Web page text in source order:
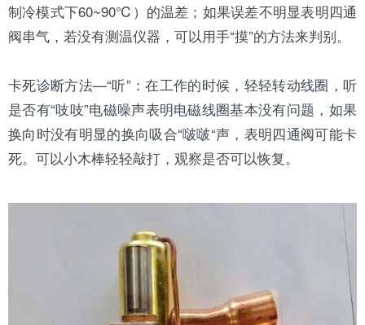
制冷模式下60~90℃）的温差；如果误差不明显表明四通
阀串气，若没有测温仪器，可以用手“摸”的方法来判别。
卡死诊断方法—“听”：在工作的时候，轻轻转动线圈，听
是否有“吱吱”电磁噪声表明电磁线圈基本没有问题，如果
换向时没有明显的换向吸合“啵啵“声，表明四通阀可能卡
死。可以小木棒轻轻敲打，观察是否可以恢复。